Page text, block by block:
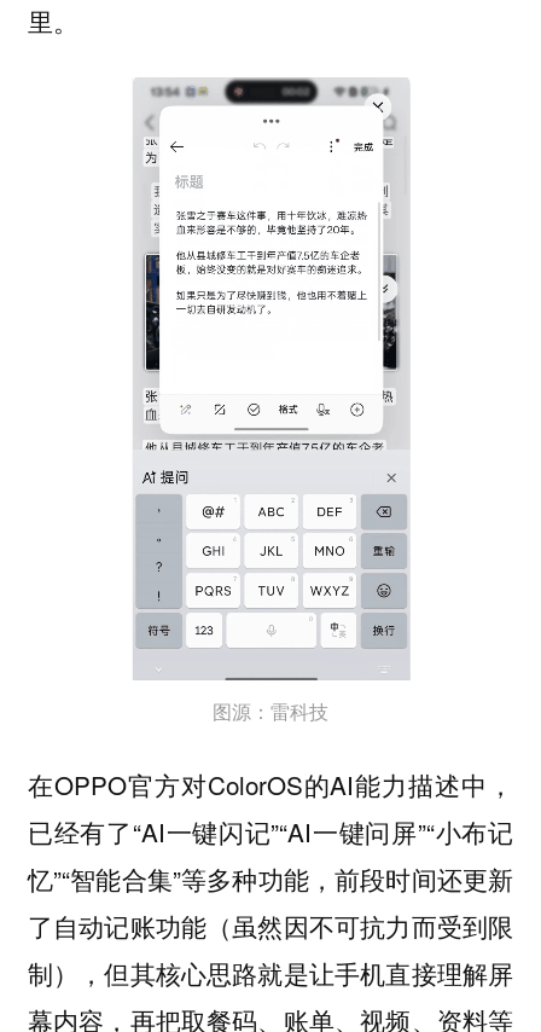
里。
图源：雷科技
在OPPO官方对ColorOS的AI能力描述中，
已经有了“AI一键闪记”“AI一键问屏”“小布记
忆”“智能合集”等多种功能，前段时间还更新
了自动记账功能（虽然因不可抗力而受到限
制），但其核心思路就是让手机直接理解屏
幕内容，再把取餐码、账单、视频、资料等